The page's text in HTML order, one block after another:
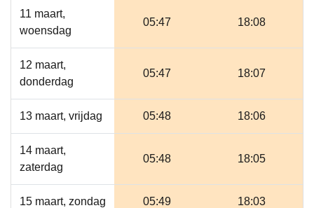
11 maart,
woensdag
05:47 18:08
12 maart,
donderdag
05:47 18:07
13 maart, vrijdag 05:48 18:06
14 maart,
zaterdag
05:48 18:05
15 maart, zondag 05:49 18:03